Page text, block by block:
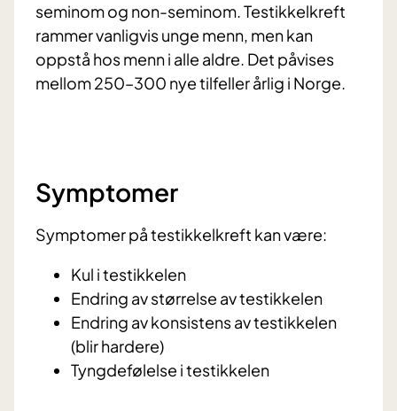
seminom og non-seminom. Testikkelkreft
rammer vanligvis unge menn, men kan
oppstå hos menn i alle aldre. Det påvises
mellom 250–300 nye tilfeller årlig i Norge.
Symptomer
Symptomer på testikkelkreft kan være:
Kul i testikkelen
Endring av størrelse av testikkelen
Endring av konsistens av testikkelen
(blir hardere)
Tyngdefølelse i testikkelen